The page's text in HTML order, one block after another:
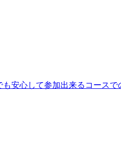
安心して参加出来るコース